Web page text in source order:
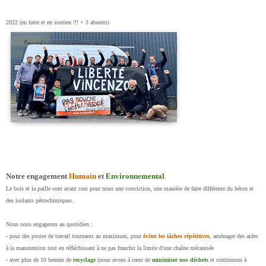
2022 (en lutte et en soutien !!! + 3 absents)
Notre engagement Humain et Environnemental
Le bois et la paille sont avant tout pour nous une conviction, une manière de faire différente du béton et
des isolants pétrochimiques.
Nous nous engageons au quotidien :
- pour des postes de travail tournants au maximum, pouréviter les tâches répétitives , aménager des aides
à la manutention tout en réfléchissant à ne pas franchir la limite d'une chaîne mécanisée
- avec plus de 10 bennes de recyclage(nous avons à cœur de minimiser nos déchets et continuons à